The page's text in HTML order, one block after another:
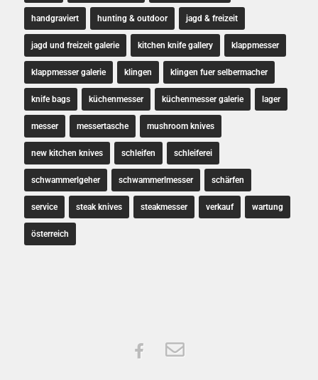
handgraviert hunting & outdoor jagd & freizeit
jagd und freizeit galerie kitchen knife gallery klappmesser
klappmesser galerie klingen klingen fuer selbermacher
knife bags küchenmesser küchenmesser galerie lager
messer messertasche mushroom knives
new kitchen knives schleifen schleiferei
schwammerlgeher schwammerlmesser schärfen
service steak knives steakmesser verkauf wartung
österreich